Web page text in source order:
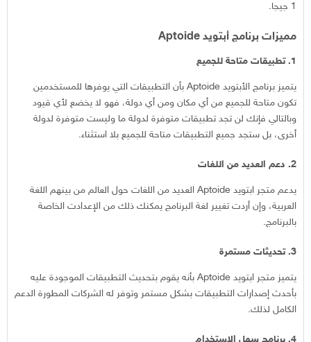
1 جيجا.
مميزات برنامج أبتويد Aptoide
1. تطبيقات متاحة للجميع
يتميز برنامج الأبتويد Aptoide بأن التطبيقات التي يوفرها للمستخدمين
تكون متاحة للجميع من أي مكان ومن أي دولة، فهو لا يخضع لأي قيود
وبالتالي فإنك لن تجد تطبيقات متوفرة لدولة ما وليست متوفرة لدولة
أخرى، بل ستجد جميع التطبيقات متاحة للجميع بلا استثناء.
2. دعم العديد من اللغات
يدعم متجر ابتويد Aptoide العديد من اللغات حول العالم من بينهم اللغة
العربية، وإن أردت تغيير لغة البرنامج يمكنك ذلك من الإعدادت الخاصة
بالبرنامج.
3. تحديثات مستمرة
يتميز متجر ابتويد Aptoide بأنه يقوم بتحديث التطبيقات الموجودة عليه
بأحدث إصدارات التطبيقات بشكل مستمر وتوفر له الشركات المطورة الدعم
الكامل لذلك.
4. برنامج سهل الاستخدام